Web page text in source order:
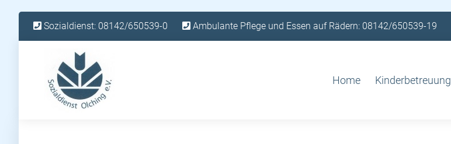
Sozialdienst: 08142/650539-0 Ambulante Pflege und Essen auf Rädern: 08142/650539-19
Home Kinderbetreuung